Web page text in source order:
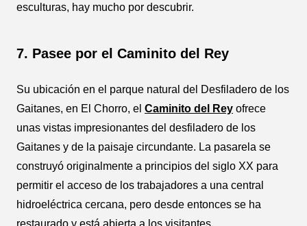
esculturas, hay mucho por descubrir.
7. Pasee por el Caminito del Rey
Su ubicación en el parque natural del Desfiladero de los
Gaitanes, en El Chorro, el Caminito del Rey ofrece
unas vistas impresionantes del desfiladero de los
Gaitanes y de la paisaje circundante. La pasarela se
construyó originalmente a principios del siglo XX para
permitir el acceso de los trabajadores a una central
hidroeléctrica cercana, pero desde entonces se ha
restaurado y está abierta a los visitantes.